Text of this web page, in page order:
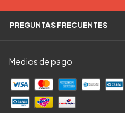
PREGUNTAS FRECUENTES
Medios de pago